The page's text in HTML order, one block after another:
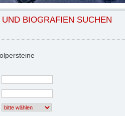
BIOGRAFIEN SUCHEN